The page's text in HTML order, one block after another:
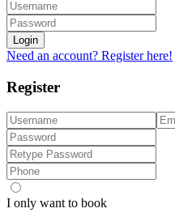
Login
Need an account? Register here!
Register
I only want to book